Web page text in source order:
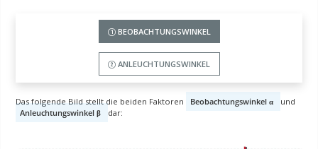
BEOBACHTUNGSWINKEL
ANLEUCHTUNGSWINKEL
Das folgende Bild stellt die beiden Faktoren Beobachtungswinkel α
und
Anleuchtungswinkel β
dar: